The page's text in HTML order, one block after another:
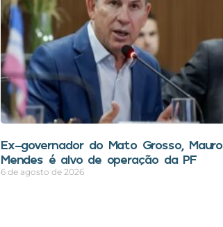
Ex-governador do Mato Grosso, Mauro
Mendes é alvo de operação da PF
6 de agosto de 2026